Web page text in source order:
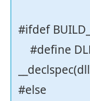
#ifdef
#define
#else